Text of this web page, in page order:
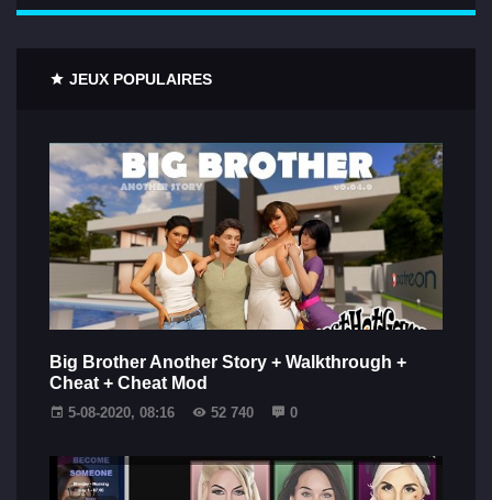
JEUX POPULAIRES
Big Brother Another Story + Walkthrough +
Cheat + Cheat Mod
5-08-2020, 08:16 52 740 0